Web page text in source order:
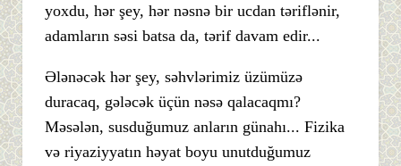
yoxdu, hər şey, hər nəsnə bir ucdan təriflənir,
adamların səsi batsa da, tərif davam edir...
Ələnəcək hər şey, səhvlərimiz üzümüzə
duracaq, gələcək üçün nəsə qalacaqmı?
Məsələn, susduğumuz anların günahı... Fizika
və riyaziyyatın həyat boyu unutduğumuz